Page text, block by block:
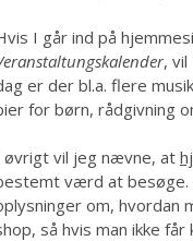
I går ind på
,
er der bl.a. flere
for børn, rådgivning
øvrigt vil jeg nævne, at
værd at besøge.
om, hvordan
så hvis man ikke